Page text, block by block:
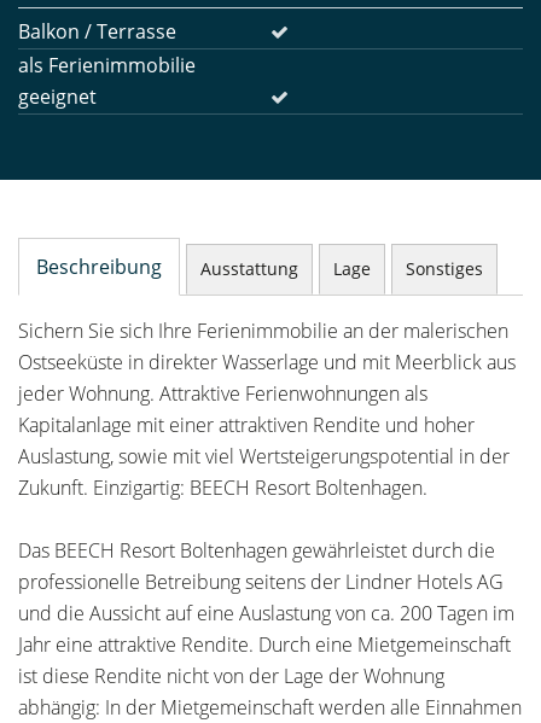
Balkon / Terrasse
als Ferienimmobilie
geeignet
Beschreibung Ausstattung Lage Sonstiges
Sichern Sie sich Ihre Ferienimmobilie an der malerischen
Ostseeküste in direkter Wasserlage und mit Meerblick aus
jeder Wohnung. Attraktive Ferienwohnungen als
Kapitalanlage mit einer attraktiven Rendite und hoher
Auslastung, sowie mit viel Wertsteigerungspotential in der
Zukunft. Einzigartig: BEECH Resort Boltenhagen.
Das BEECH Resort Boltenhagen gewährleistet durch die
professionelle Betreibung seitens der Lindner Hotels AG
und die Aussicht auf eine Auslastung von ca. 200 Tagen im
Jahr eine attraktive Rendite. Durch eine Mietgemeinschaft
ist diese Rendite nicht von der Lage der Wohnung
abhängig: In der Mietgemeinschaft werden alle Einnahmen